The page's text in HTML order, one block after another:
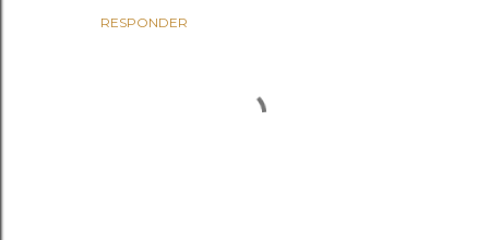
RESPONDER